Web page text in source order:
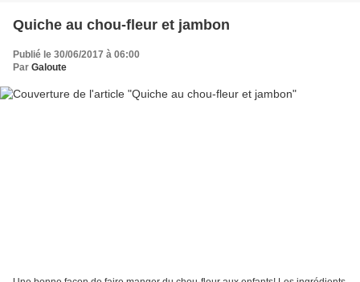
Quiche au chou-fleur et jambon
Publié le 30/06/2017 à 06:00
Par Galoute